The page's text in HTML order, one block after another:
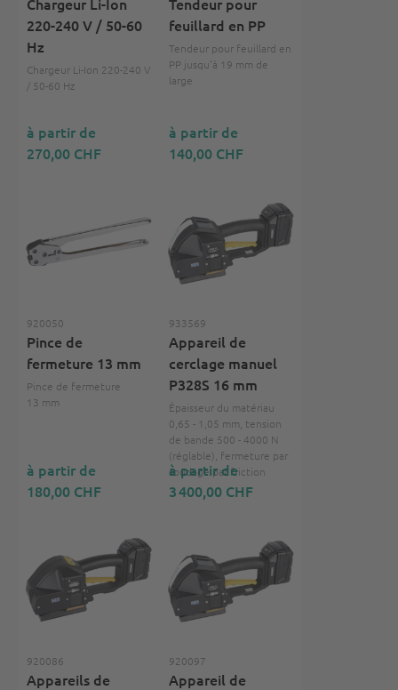
220-240 V / 50-60
Hz
Chargeur Li-Ion 220-240 V
/ 50-60 Hz
à partir de
270,00 CHF
feuillard en PP
Tendeur pour feuillard en
PP jusqu'à 19 mm de
large
à partir de
140,00 CHF
920050
Pince de
fermeture 13 mm
Pince de fermeture
13 mm
à partir de
180,00 CHF
933569
Appareil de
cerclage manuel
P328S 16 mm
Épaisseur du matériau
0,65 - 1,05 mm, tension
de bande 500 - 4000 N
(réglable), fermeture par
soudage par friction
à partir de
3 400,00 CHF
920086
Appareils de
920097
Appareil de